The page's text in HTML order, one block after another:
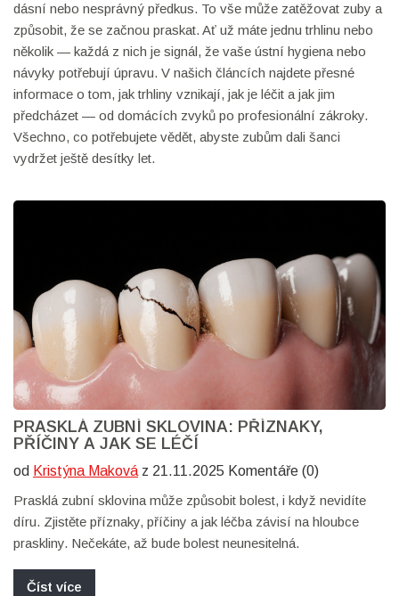
dásní nebo nesprávný předkus. To vše může zatěžovat zuby a
způsobit, že se začnou praskat. Ať už máte jednu trhlinu nebo
několik — každá z nich je signál, že vaše ústní hygiena nebo
návyky potřebují úpravu. V našich článcích najdete přesné
informace o tom, jak trhliny vznikají, jak je léčit a jak jim
předcházet — od domácích zvyků po profesionální zákroky.
Všechno, co potřebujete vědět, abyste zubům dali šanci
vydržet ještě desítky let.
PRASKLÁ ZUBNÍ SKLOVINA: PŘÍZNAKY,
PŘÍČINY A JAK SE LÉČÍ
od Kristýna Maková z 21.11.2025 Komentáře (0)
Prasklá zubní sklovina může způsobit bolest, i když nevidíte
díru. Zjistěte příznaky, příčiny a jak léčba závisí na hloubce
praskliny. Nečekáte, až bude bolest neunesitelná.
Číst více